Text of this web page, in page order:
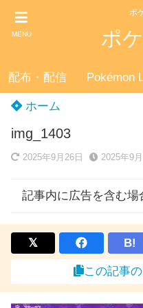
MENU
ポ
ポ
配布・配信 Pokémon
ホーム
img_1403
2025年9月26日 2025年9
記事内に広告を含む場
B!
この記事